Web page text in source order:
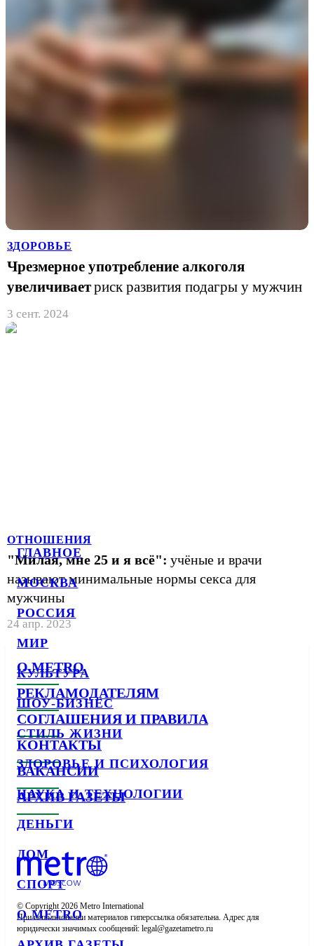
ГЛАВНОЕ
МОСКВА
РОССИЯ
МИР
КУЛЬТУРА
ШОУ-БИЗНЕС
СТИЛЬ ЖИЗНИ
ЗДОРОВЬЕ И ПСИХОЛОГИЯ
НАУКА И ТЕХНОЛОГИИ
ДЕНЬГИ
ДОМ
СПОРТ
О METRO
ЗДОРОВЬЕ
Чрезмерное употребление алкоголя
увеличиваетриск развития подагры у мужчин
3 сент. 2024
ОТНОШЕНИЯ
"Милая, мне 25 и я всё": учёные и врачи
называют минимальные нормы секса для
мужчины
24 апр. 2023
О METRO
РЕКЛАМОДАТЕЛЯМ
СОГЛАШЕНИЯ И ПРАВИЛА
КОНТАКТЫ
ВАКАНСИИ
АРХИВ ГАЗЕТЫ
© Copyright 2026 Metro International
При использовании материалов гиперссылка обязательна. Адрес для
юридически значимых сообщений: